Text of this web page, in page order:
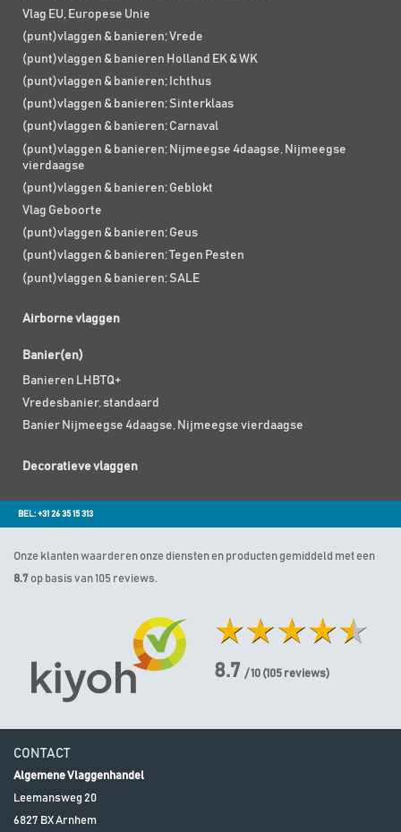
Vlag EU, Europese Unie
(punt)vlaggen & banieren; Vrede
(punt)vlaggen & banieren Holland EK & WK
(punt)vlaggen & banieren; Ichthus
(punt)vlaggen & banieren; Sinterklaas
(punt)vlaggen & banieren; Carnaval
(punt)vlaggen & banieren; Nijmeegse 4daagse, Nijmeegse
vierdaagse
(punt)vlaggen & banieren; Geblokt
Vlag Geboorte
(punt)vlaggen & banieren; Geus
(punt)vlaggen & banieren; Tegen Pesten
(punt)vlaggen & banieren; SALE
Airborne vlaggen
Banier(en)
Banieren LHBTQ+
Vredesbanier, standaard
Banier Nijmeegse 4daagse, Nijmeegse vierdaagse
Decoratieve vlaggen
BEL: +31 26 35 15 313
Onze klanten waarderen onze diensten en producten gemiddeld met een
8.7 op basis van 105 reviews.
8.7 / 10 (105 reviews)
CONTACT
Algemene Vlaggenhandel
Leemansweg 20
6827 BXArnhem